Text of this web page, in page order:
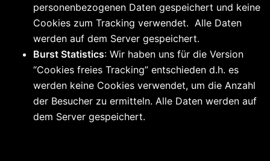
personenbezogenen Daten gespeichert und keine
Cookies zum Tracking verwendet. Alle Daten
werden auf dem Server gespeichert.
Burst Statistics: Wir haben uns für die Version
“Cookies freies Tracking” entschieden d.h. es
werden keine Cookies verwendet, um die Anzahl
der Besucher zu ermitteln. Alle Daten werden auf
dem Server gespeichert.